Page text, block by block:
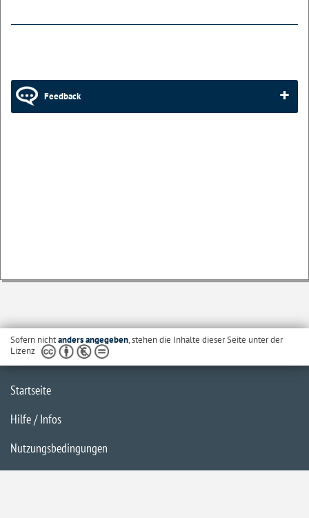
Feedback
Sofern nichtanders angegeben, stehen die Inhalte dieser Seite unter der
Lizenz
Startseite
Hilfe / Infos
Nutzungsbedingungen